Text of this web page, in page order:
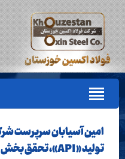
امین آسیابان سرپرست
توليد « API»، تحقق بخش رسالت اکسين